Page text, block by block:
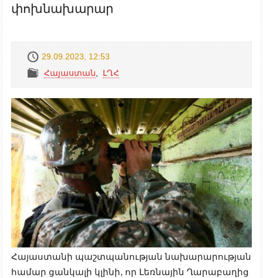
փոխնախարար
29.09.2023, 12:53
Հայաստան
ԼՂՀ
Հայաստանի պաշտպանության նախարարության
համար ցանկալի կլինի, որ Լեռնային Ղարաբաղից